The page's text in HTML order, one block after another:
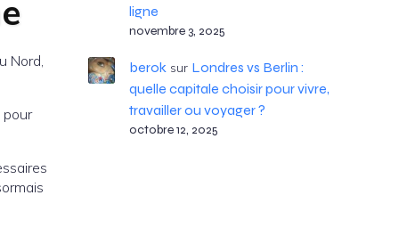
Nord,
pour
ligne
novembre 3, 2025
beroksur Londres vs Berlin :
quelle capitale choisir pour vivre,
travailler ou voyager ?
octobre 12, 2025